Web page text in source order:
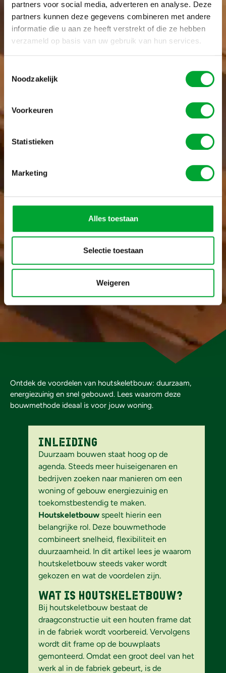
partners voor social media, adverteren en analyse. Deze
partners kunnen deze gegevens combineren met andere
informatie die u aan ze heeft verstrekt of die ze hebben
verzameld op basis van uw gebruik van hun services.
Noodzakelijk
Voorkeuren
Statistieken
Marketing
Alles toestaan
Selectie toestaan
Weigeren
Ontdek de voordelen van houtskeletbouw: duurzaam,
energiezuinig en snel gebouwd. Lees waarom deze
bouwmethode ideaal is voor jouw woning.
Inleiding
Duurzaam bouwen staat hoog op de
agenda. Steeds meer huiseigenaren en
bedrijven zoeken naar manieren om een
woning of gebouw energiezuinig en
toekomstbestendig te maken.
Houtskeletbouwspeelt hierin een
belangrijke rol. Deze bouwmethode
combineert snelheid, flexibiliteit en
duurzaamheid. In dit artikel lees je waarom
houtskeletbouw steeds vaker wordt
gekozen en wat de voordelen zijn.
Wat is houtskeletbouw?
Bij houtskeletbouw bestaat de
draagconstructie uit een houten frame dat
in de fabriek wordt voorbereid. Vervolgens
wordt dit frame op de bouwplaats
gemonteerd. Omdat een groot deel van het
werk al in de fabriek gebeurt, is de